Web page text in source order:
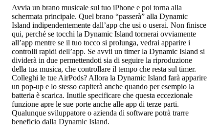
Avvia un brano musicale sul tuo iPhone e poi torna alla
schermata principale. Quel brano “passerà” alla Dynamic
Island indipendentemente dall’app che usi o userai. Non finisce
qui, perché se tocchi la Dynamic Island tornerai ovviamente
all’app mentre se il tuo tocco si prolunga, vedrai apparire i
controlli rapidi dell’app. Se avvii un timer la Dynamic Island si
dividerà in due permettendoti sia di seguire la riproduzione
della tua musica, che controllare il tempo che resta sul timer.
Colleghi le tue AirPods? Allora la Dynamic Island farà apparire
un pop-up e lo stesso capiterà anche quando per esempio la
batteria è scarica. Inutile specificare che questa eccezionale
funzione apre le sue porte anche alle app di terze parti.
Qualunque sviluppatore o azienda di software potrà trarre
beneficio dalla Dynamic Island.